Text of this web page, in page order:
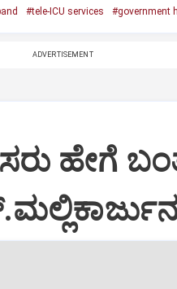
#tele-ICU services #government
ADVERTISEMENT
ಹೇಗೆ